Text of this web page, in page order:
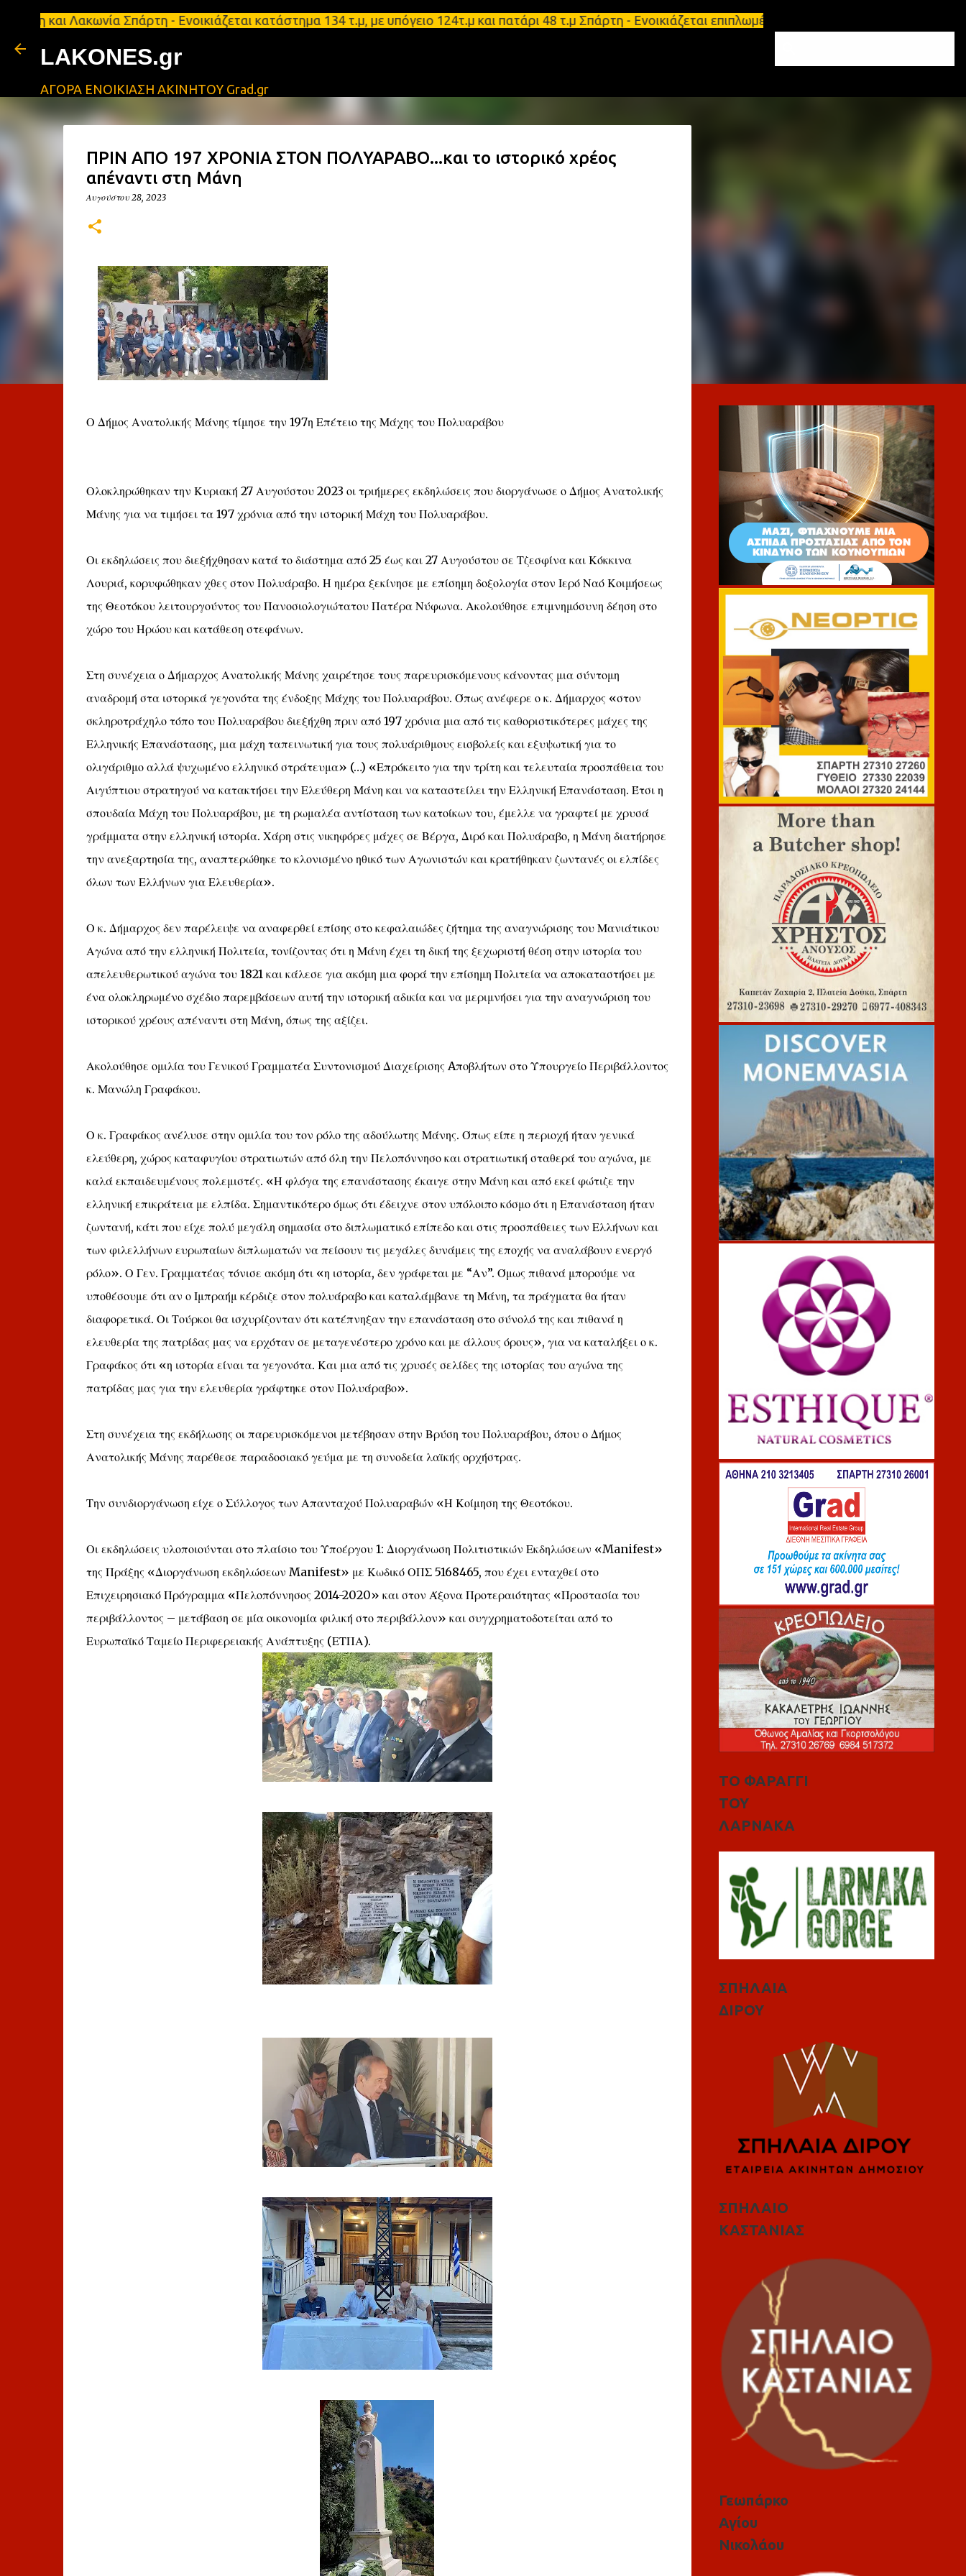
Μετάβαση στο κύριο περιεχόμενο
Λακωνία Σπάρτη - Ενοικιάζεται κατάστημα 134 τ.μ, με υπόγειο 124τ.μ και πατάρι 48 τ.μ Σπάρτη - Ενοικιάζεται επιπλωμένο διαμέρισμα 65τ.μ
LAKONES.gr
ΑΓΟΡΑ ΕΝΟΙΚΙΑΣΗ ΑΚΙΝΗΤΟΥ Grad.gr
ΠΡΙΝ ΑΠΟ 197 ΧΡΟΝΙΑ ΣΤΟΝ ΠΟΛΥΑΡΑΒΟ...και το ιστορικό χρέος
απέναντι στη Μάνη
Αυγούστου 28, 2023
Ο Δήμος Ανατολικής Μάνης τίμησε την 197η Επέτειο της Μάχης του Πολυαράβου
Ολοκληρώθηκαν την Κυριακή 27 Αυγούστου 2023 οι τριήμερες εκδηλώσεις που διοργάνωσε ο Δήμος Ανατολικής
Μάνης για να τιμήσει τα 197 χρόνια από την ιστορική Μάχη του Πολυαράβου.
Οι εκδηλώσεις που διεξήχθησαν κατά το διάστημα από 25 έως και 27 Αυγούστου σε Τζεσφίνα και Κόκκινα
Λουριά, κορυφώθηκαν χθες στον Πολυάραβο. Η ημέρα ξεκίνησε με επίσημη δοξολογία στον Ιερό Ναό Κοιμήσεως
της Θεοτόκου λειτουργούντος του Πανοσιολογιώτατου Πατέρα Νύφωνα. Ακολούθησε επιμνημόσυνη δέηση στο
χώρο του Ηρώου και κατάθεση στεφάνων.
Στη συνέχεια ο Δήμαρχος Ανατολικής Μάνης χαιρέτησε τους παρευρισκόμενους κάνοντας μια σύντομη
αναδρομή στα ιστορικά γεγονότα της ένδοξης Μάχης του Πολυαράβου. Όπως ανέφερε ο κ. Δήμαρχος «στον
σκληροτράχηλο τόπο του Πολυαράβου διεξήχθη πριν από 197 χρόνια μια από τις καθοριστικότερες μάχες της
Ελληνικής Επανάστασης, μια μάχη ταπεινωτική για τους πολυάριθμους εισβολείς και εξυψωτική για το
ολιγάριθμο αλλά ψυχωμένο ελληνικό στράτευμα» (…) «Επρόκειτο για την τρίτη και τελευταία προσπάθεια του
Αιγύπτιου στρατηγού να κατακτήσει την Ελεύθερη Μάνη και να καταστείλει την Ελληνική Επανάσταση. Έτσι η
σπουδαία Μάχη του Πολυαράβου, με τη ρωμαλέα αντίσταση των κατοίκων του, έμελλε να γραφτεί με χρυσά
γράμματα στην ελληνική ιστορία. Χάρη στις νικηφόρες μάχες σε Βέργα, Διρό και Πολυάραβο, η Μάνη διατήρησε
την ανεξαρτησία της, αναπτερώθηκε το κλονισμένο ηθικό των Αγωνιστών και κρατήθηκαν ζωντανές οι ελπίδες
όλων των Ελλήνων για Ελευθερία».
Ο κ. Δήμαρχος δεν παρέλειψε να αναφερθεί επίσης στο κεφαλαιώδες ζήτημα της αναγνώρισης του Μανιάτικου
Αγώνα από την ελληνική Πολιτεία, τονίζοντας ότι η Μάνη έχει τη δική της ξεχωριστή θέση στην ιστορία του
απελευθερωτικού αγώνα του 1821 και κάλεσε για ακόμη μια φορά την επίσημη Πολιτεία να αποκαταστήσει με
ένα ολοκληρωμένο σχέδιο παρεμβάσεων αυτή την ιστορική αδικία και να μεριμνήσει για την αναγνώριση του
ιστορικού χρέους απέναντι στη Μάνη, όπως της αξίζει.
Ακολούθησε ομιλία του Γενικού Γραμματέα Συντονισμού Διαχείρισης Aποβλήτων στο Υπουργείο Περιβάλλοντος
κ. Μανώλη Γραφάκου.
Ο κ. Γραφάκος ανέλυσε στην ομιλία του τον ρόλο της αδούλωτης Μάνης. Όπως είπε η περιοχή ήταν γενικά
ελεύθερη, χώρος καταφυγίου στρατιωτών από όλη την Πελοπόννησο και στρατιωτική σταθερά του αγώνα, με
καλά εκπαιδευμένους πολεμιστές. «Η φλόγα της επανάστασης έκαιγε στην Μάνη και από εκεί φώτιζε την
ελληνική επικράτεια με ελπίδα. Σημαντικότερο όμως ότι έδειχνε στον υπόλοιπο κόσμο ότι η Επανάσταση ήταν
ζωντανή, κάτι που είχε πολύ μεγάλη σημασία στο διπλωματικό επίπεδο και στις προσπάθειες των Ελλήνων και
των φιλελλήνων ευρωπαίων διπλωματών να πείσουν τις μεγάλες δυνάμεις της εποχής να αναλάβουν ενεργό
ρόλο». Ο Γεν. Γραμματέας τόνισε ακόμη ότι «η ιστορία, δεν γράφεται με “Αν”. Όμως πιθανά μπορούμε να
υποθέσουμε ότι αν ο Ιμπραήμ κέρδιζε στον πολυάραβο και καταλάμβανε τη Μάνη, τα πράγματα θα ήταν
διαφορετικά. Οι Τούρκοι θα ισχυρίζονταν ότι κατέπνηξαν την επανάσταση στο σύνολό της και πιθανά η
ελευθερία της πατρίδας μας να ερχόταν σε μεταγενέστερο χρόνο και με άλλους όρους», για να καταλήξει ο κ.
Γραφάκος ότι «η ιστορία είναι τα γεγονότα. Και μια από τις χρυσές σελίδες της ιστορίας του αγώνα της
πατρίδας μας για την ελευθερία γράφτηκε στον Πολυάραβο».
Στη συνέχεια της εκδήλωσης οι παρευρισκόμενοι μετέβησαν στην Βρύση του Πολυαράβου, όπου ο Δήμος
Ανατολικής Μάνης παρέθεσε παραδοσιακό γεύμα με τη συνοδεία λαϊκής ορχήστρας.
Την συνδιοργάνωση είχε ο Σύλλογος των Απανταχού Πολυαραβών «Η Κοίμηση της Θεοτόκου.
Οι εκδηλώσεις υλοποιούνται στο πλαίσιο του Υποέργου 1: Διοργάνωση Πολιτιστικών Εκδηλώσεων «Manifest»
της Πράξης «Διοργάνωση εκδηλώσεων Manifest» με Κωδικό ΟΠΣ 5168465, που έχει ενταχθεί στο
Επιχειρησιακό Πρόγραμμα «Πελοπόννησος 2014-2020» και στον Άξονα Προτεραιότητας «Προστασία του
περιβάλλοντος – μετάβαση σε μία οικονομία φιλική στο περιβάλλον» και συγχρηματοδοτείται από το
Ευρωπαϊκό Ταμείο Περιφερειακής Ανάπτυξης (ΕΤΠΑ).
ΤΟ ΦΑΡΑΓΓΙ
ΤΟΥ
ΛΑΡΝΑΚΑ
ΣΠΗΛΑΙΑ
ΔΙΡΟΥ
ΣΠΗΛΑΙΟ
ΚΑΣΤΑΝΙΑΣ
Γεωπάρκο
Αγίου
Νικολάου